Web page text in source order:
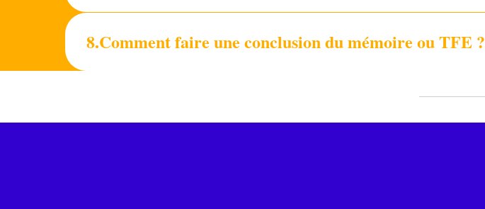
8.Comment faire une conclusion du mémoire ou TFE ?